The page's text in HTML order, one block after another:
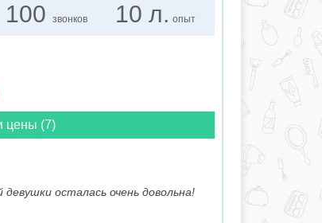
100 звонков 10 л. опыт
цены (7)
осталась очень довольна!